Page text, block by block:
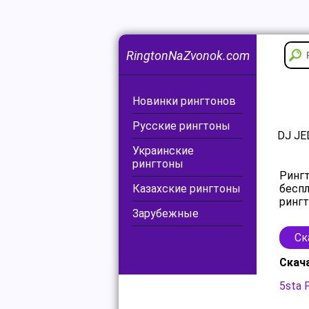
RingtonNaZvonok.com
Новинки рингтонов
Русские рингтоны
Украинские
рингтоны
Казахские рингтоны
Зарубежные
DJ
5sta